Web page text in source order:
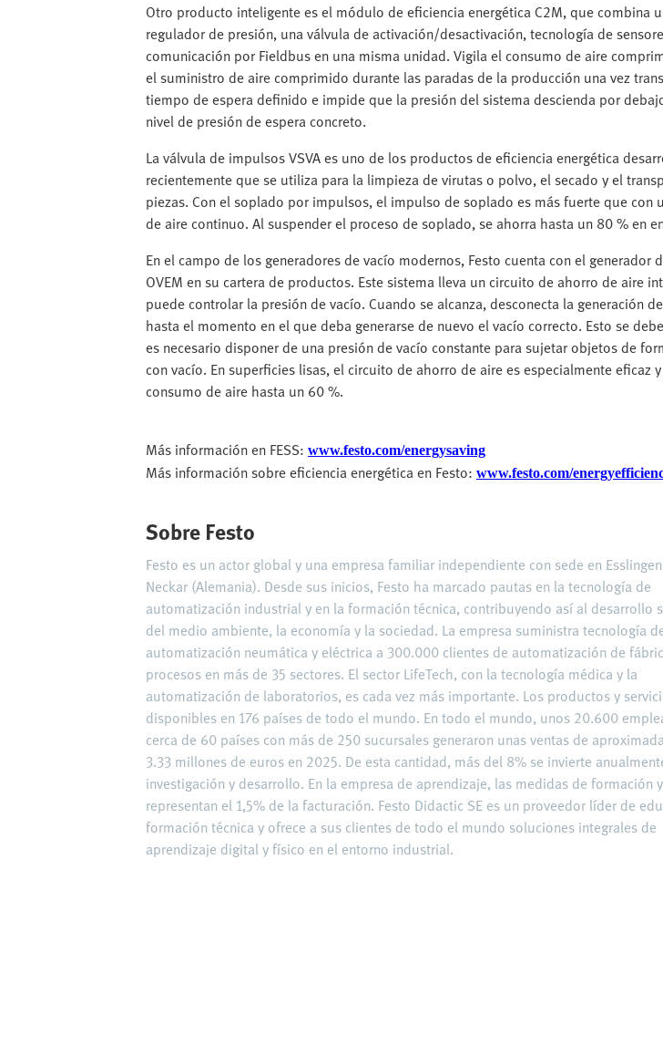
Otro producto inteligente es el módulo de eficiencia energética C2M, que combina
regulador de presión, una válvula de activación/desactivación, tecnología de
comunicación por Fieldbus en una misma unidad. Vigila el consumo de aire
el suministro de aire comprimido durante las paradas de la producción una vez
tiempo de espera definido e impide que la presión del sistema descienda por
nivel de presión de espera concreto.
La válvula de impulsos VSVA es uno de los productos de eficiencia energética
recientemente que se utiliza para la limpieza de virutas o polvo, el secado y el
piezas. Con el soplado por impulsos, el impulso de soplado es más fuerte que con
de aire continuo. Al suspender el proceso de soplado, se ahorra hasta un 80 % en
En el campo de los generadores de vacío modernos, Festo cuenta con el generador
OVEM en su cartera de productos. Este sistema lleva un circuito de ahorro de aire
puede controlar la presión de vacío. Cuando se alcanza, desconecta la generación
hasta el momento en el que deba generarse de nuevo el vacío correcto. Esto se
es necesario disponer de una presión de vacío constante para sujetar objetos de
con vacío. En superficies lisas, el circuito de ahorro de aire es especialmente eficaz
consumo de aire hasta un 60 %.
Más información en FESS: www.festo.com/energysaving
Más información sobre eficiencia energética en Festo: www.festo.com/
Sobre Festo
Festo es un actor global y una empresa familiar independiente con sede en
Neckar (Alemania). Desde sus inicios, Festo ha marcado pautas en la tecnología de
automatización industrial y en la formación técnica, contribuyendo así al desarrollo
del medio ambiente, la economía y la sociedad. La empresa suministra tecnología
automatización neumática y eléctrica a 300.000 clientes de automatización de
procesos en más de 35 sectores. El sector LifeTech, con la tecnología médica y la
automatización de laboratorios, es cada vez más importante. Los productos y
disponibles en 176 países de todo el mundo. En todo el mundo, unos 20.600
cerca de 60 países con más de 250 sucursales generaron unas ventas de
3.33 millones de euros en 2025. De esta cantidad, más del 8% se invierte
investigación y desarrollo. En la empresa de aprendizaje, las medidas de formación
representan el 1,5% de la facturación. Festo Didactic SE es un proveedor líder de
formación técnica y ofrece a sus clientes de todo el mundo soluciones integrales de
aprendizaje digital y físico en el entorno industrial.